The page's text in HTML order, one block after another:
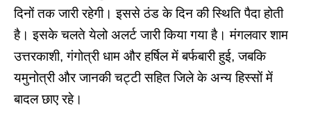
दिनों तक जारी रहेगी। इससे ठंड के दिन की स्थिति पैदा होती
है। इसके चलते येलो अलर्ट जारी किया गया है। मंगलवार शाम
उत्तरकाशी, गंगोत्री धाम और हर्षिल में बर्फबारी हुई, जबकि
यमुनोत्री और जानकी चट्टी सहित जिले के अन्य हिस्सों में
बादल छाए रहे।